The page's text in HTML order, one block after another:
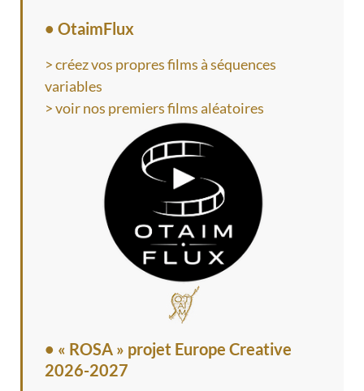
• OtaimFlux
> créez vos propres films à séquences
variables
> voir nos premiers films aléatoires
• « ROSA » projet Europe Creative
2026-2027